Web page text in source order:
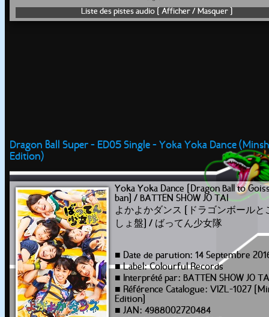
Liste des pistes audio [ Afficher / Masquer ]
Dragon Ball Super - ED05 Single - Yoka Yoka Dance
Edition)
Yoka Yoka Dance [Dragon Ball to
ban] / BATTEN SHOW JO TAI
よかよかダンス [ドラゴンボールと
しょ盤] / ばってん少女隊
■ Date de parution: 14 Septembre
■ Label: Colourful Records
■ Interprété par: BATTEN SHOW JO
■ Référence Catalogue: VIZL-1027
Edition]
■ JAN: 4988002720484